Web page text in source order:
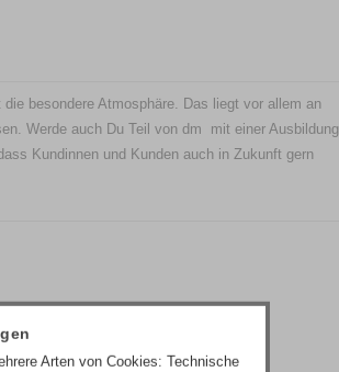
besondere Atmosphäre. Das liegt vor allem an
Werde auch Du Teil von dm  mit einer Ausbildung
Kundinnen und Kunden auch in Zukunft gern
Arten von Cookies: Technische